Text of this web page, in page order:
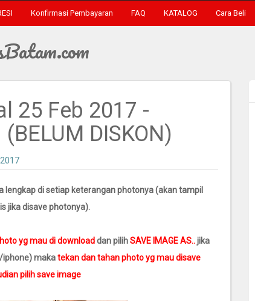
Konfirmasi Pembayaran FAQ KATALOG Cara Beli
25 Feb 2017 -
DISKON)
lengkap di setiap keterangan photonya (akan tampil
jika disave photonya).
yg mau di downloaddan pilihSAVE IMAGE AS..jika
makatekan dan tahan photo yg mau disave
pilih save image